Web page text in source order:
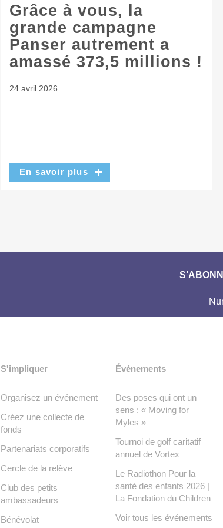
Grâce à vous, la
grande campagne
Panser autrement a
amassé 373,5 millions !
24 avril 2026
En savoir plus
S'impliquer
Organisez un événement
Créez une collecte de
fonds
Partenariats corporatifs
Cercle de la relève
Club des petits
ambassadeurs
Bénévolat
Événements
Des poses qui ont un
sens : « Moving for
Myles »
Tournoi de golf caritatif
annuel de Vortex
Le Radiothon Pour la
santé des enfants 2026 |
La Fondation du Children
Voir tous les événements